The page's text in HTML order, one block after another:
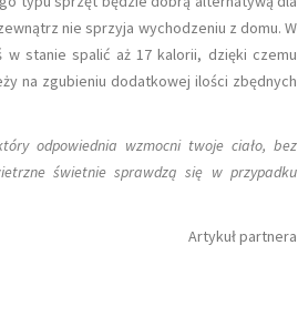
nie sprzyja wychodzeniu z domu. W
stanie spalić aż 17 kalorii, dzięki czemu
na zgubieniu dodatkowej ilości zbędnych
odpowiednia wzmocni twoje ciało, bez
świetnie sprawdzą się w przypadku
Artykuł partnera